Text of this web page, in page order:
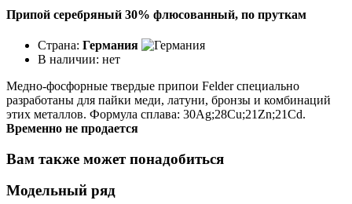
Припой серебряный 30% флюсованный, по пруткам
Страна: Германия
В наличии: нет
Медно-фосфорные твердые припои Felder специально
разработаны для пайки меди, латуни, бронзы и комбинаций
этих металлов. Формула сплава: 30Ag;28Cu;21Zn;21Cd.
Временно не продается
Вам также может понадобиться
Модельный ряд